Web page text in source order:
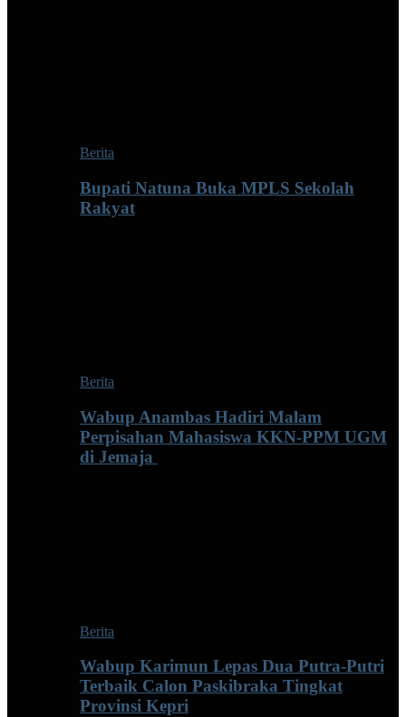
Berita
Bupati Natuna Buka MPLS Sekolah
Rakyat
Berita
Wabup Anambas Hadiri Malam
Perpisahan Mahasiswa KKN-PPM UGM
di Jemaja ‎
Berita
Wabup Karimun Lepas Dua Putra-Putri
Terbaik Calon Paskibraka Tingkat
Provinsi Kepri